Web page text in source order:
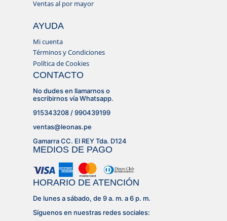
Ventas al por mayor
AYUDA
Mi cuenta
Términos y Condiciones
Política de Cookies
CONTACTO
No dudes en llamarnos o
escribirnos vía Whatsapp.
915343208 / 990439199
ventas@leonas.pe
Gamarra CC. El REY Tda. D124
MEDIOS DE PAGO
HORARIO DE ATENCIÓN
De lunes a sábado, de 9 a. m. a 6 p. m.
Síguenos en nuestras redes sociales: